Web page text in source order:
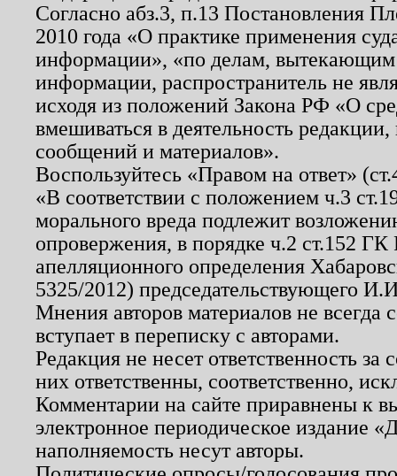
Согласно абз.3, п.13 Постановления
2010 года «О практике применения
информации», «по делам, вытекающим
информации, распространитель не
исходя из положений Закона РФ «О
вмешиваться в деятельность
сообщений и материалов».
Воспользуйтесь «Правом на ответ»
«В соответствии с положением ч.3
морального вреда подлежит
опровержения, в порядке ч.2 ст.152
апелляционного определения
5325/2012) председательствующего
Мнения авторов материалов не
вступает в переписку с авторами.
Редакция не несет ответственность
них ответственны, соответственно,
Комментарии на сайте приравнены к
электронное периодическое издание
наполняемость несут авторы.